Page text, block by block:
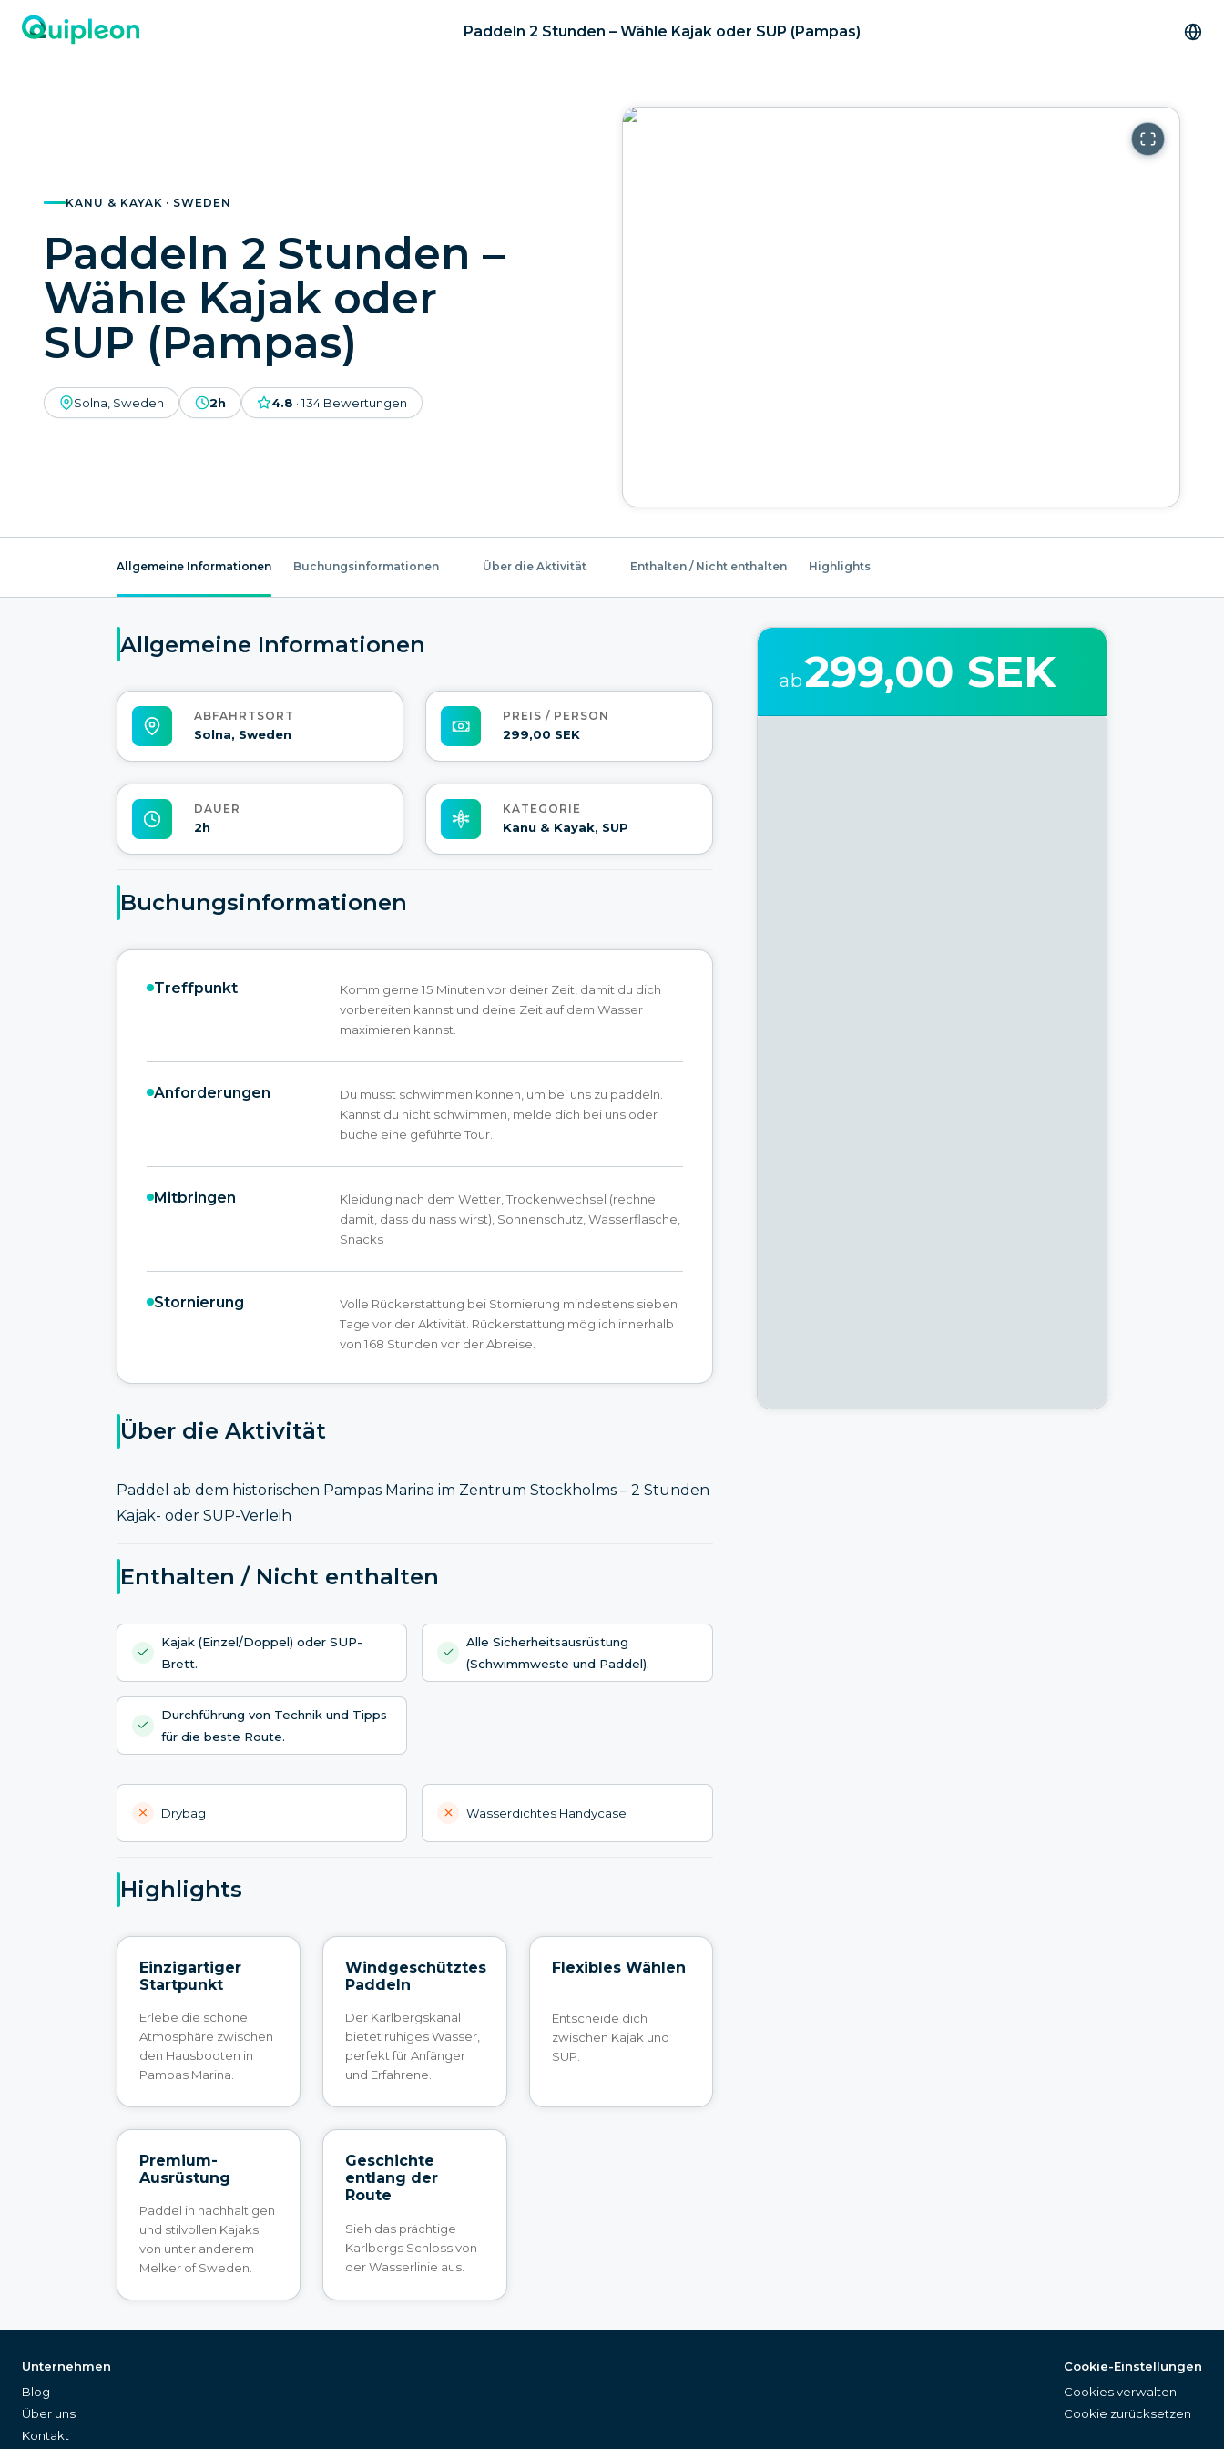
Paddeln 2 Stunden – Wähle Kajak oder SUP (Pampas)
KANU & KAYAK · SWEDEN
Paddeln 2 Stunden –
Wähle Kajak oder
SUP (Pampas)
Solna, Sweden 2h 4.8 ·134 Bewertungen
Allgemeine Informationen Buchungsinformationen Über die Aktivität Enthalten / Nicht enthalten Highlights
Allgemeine Informationen
ABFAHRTSORT
Solna, Sweden
PREIS / PERSON
299,00 SEK
DAUER
2h
KATEGORIE
Kanu & Kayak, SUP
Buchungsinformationen
Treffpunkt
Komm gerne 15 Minuten vor deiner Zeit, damit du dich
vorbereiten kannst und deine Zeit auf dem Wasser
maximieren kannst.
Anforderungen
Du musst schwimmen können, um bei uns zu paddeln.
Kannst du nicht schwimmen, melde dich bei uns oder
buche eine geführte Tour.
Mitbringen
Kleidung nach dem Wetter, Trockenwechsel (rechne
damit, dass du nass wirst), Sonnenschutz, Wasserflasche,
Snacks
Stornierung
Volle Rückerstattung bei Stornierung mindestens sieben
Tage vor der Aktivität. Rückerstattung möglich innerhalb
von 168 Stunden vor der Abreise.
Über die Aktivität
Paddel ab dem historischen Pampas Marina im Zentrum Stockholms – 2 Stunden
Kajak- oder SUP-Verleih
Enthalten / Nicht enthalten
Kajak (Einzel/Doppel) oder SUP-
Brett.
Alle Sicherheitsausrüstung
(Schwimmweste und Paddel).
Durchführung von Technik und Tipps
für die beste Route.
Drybag Wasserdichtes Handycase
Highlights
Einzigartiger
Startpunkt
Erlebe die schöne
Atmosphäre zwischen
den Hausbooten in
Pampas Marina.
Windgeschütztes
Paddeln
Der Karlbergskanal
bietet ruhiges Wasser,
perfekt für Anfänger
und Erfahrene.
Flexibles Wählen
Entscheide dich
zwischen Kajak und
SUP.
Premium-
Ausrüstung
Paddel in nachhaltigen
und stilvollen Kajaks
von unter anderem
Melker of Sweden.
Geschichte
entlang der
Route
Sieh das prächtige
Karlbergs Schloss von
der Wasserlinie aus.
ab299,00 SEK
Unternehmen
Blog
Über uns
Kontakt
Cookie-Einstellungen
Cookies verwalten
Cookie zurücksetzen